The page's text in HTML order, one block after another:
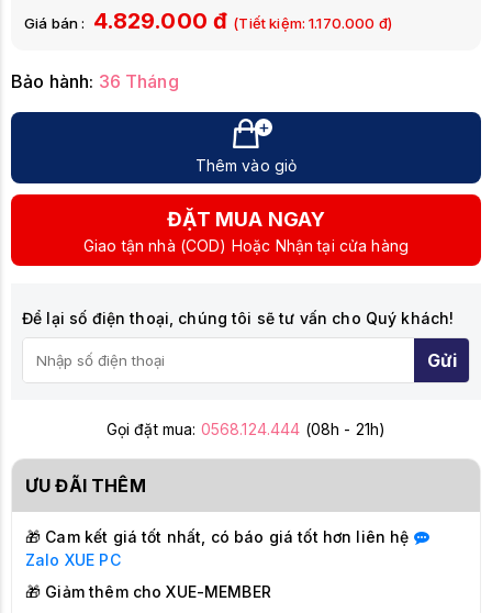
Giá bán : 4.829.000 đ (Tiết kiệm:1.170.000 đ)
Bảo hành: 36 Tháng
Thêm vào giỏ
ĐẶT MUA NGAY
Giao tận nhà (COD) Hoặc Nhận tại cửa hàng
Để lại số điện thoại, chúng tôi sẽ tư vấn cho Quý khách!
Gửi
Gọi đặt mua: 0568.124.444 (08h - 21h)
ƯU ĐÃI THÊM
🎁 Cam kết giá tốt nhất, có báo giá tốt hơn liên hệ
Zalo XUE PC
🎁 Giảm thêm cho XUE-MEMBER